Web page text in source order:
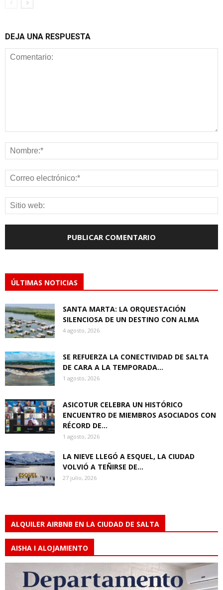
DEJA UNA RESPUESTA
ÚLTIMAS NOTICIAS
SANTA MARTA: LA ORQUESTACIÓN
SILENCIOSA DE UN DESTINO CON ALMA
4 agosto, 2026
SE REFUERZA LA CONECTIVIDAD DE SALTA
DE CARA A LA TEMPORADA...
1 agosto, 2026
ASICOTUR CELEBRA UN HISTÓRICO
ENCUENTRO DE MIEMBROS ASOCIADOS CON
RÉCORD DE...
1 agosto, 2026
LA NIEVE LLEGÓ A ESQUEL, LA CIUDAD
VOLVIÓ A TEÑIRSE DE...
27 julio, 2026
ALQUILER AIRBNB EN LA CIUDAD DE SALTA
AISHA I ALOJAMIENTO